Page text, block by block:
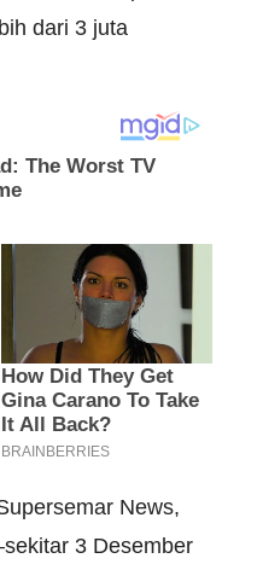
dari 3 juta
News,
sekitar 3 Desember